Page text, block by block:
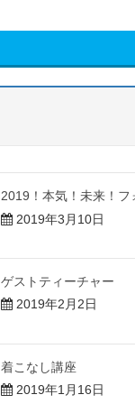
2019！本気！未来！
2019年3月10日
ゲストティーチャー
2019年2月2日
着こなし講座
2019年1月16日